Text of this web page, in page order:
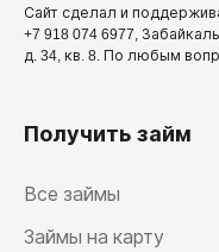
Сайт сделал и
+7 918 074 6977,
д. 34, кв. 8. По любым
Получить займ
Все займы
Займы на карту